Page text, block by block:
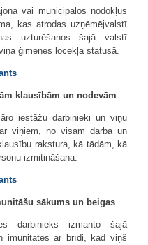
vai municipālos nodokļus
kas atrodas uzņēmējvalstī
uzturēšanos šajā valstī
ģimenes locekļa statusā.
klausībām un nodevām
iestāžu darbinieki un viņu
viņiem, no visām darba un
rakstura, kā tādām, kā
izmitināšana.
sākums un beigas
darbinieks izmanto šajā
imunitātes ar brīdi, kad viņš